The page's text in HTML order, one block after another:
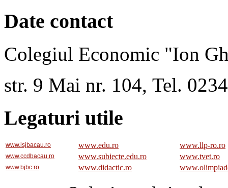
Date contact
Colegiul Economic "Ion
str. 9 Mai nr. 104, Tel.
Legaturi utile
www.isjbacau.ro www.edu.ro www.llp-ro.ro
www.ccdbacau.ro www.subiecte.edu.ro www.tvet.ro
www.bjbc.ro www.didactic.ro